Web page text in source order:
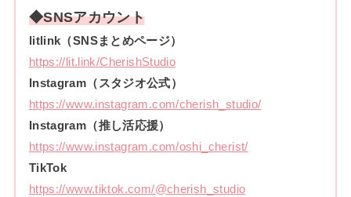
◆SNSアカウント
litlink（SNSまとめページ）
https://lit.link/CherishStudio
Instagram（スタジオ公式）
https://www.instagram.com/cherish_studio/
Instagram（推し活応援）
https://www.instagram.com/oshi_cherist/
TikTok
https://www.tiktok.com/@cherish_studio